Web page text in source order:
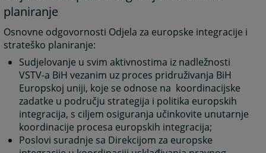
planiranje
Osnovne odgovornosti Odjela za europske integracije i
strateško planiranje:
Sudjelovanje u svim aktivnostima iz nadležnosti
VSTV-a BiH vezanim uz proces pridruživanja BiH
Europskoj uniji, koje se odnose na koordinacijske
zadatke u području strategija i politika europskih
integracija, s ciljem osiguranja učinkovite unutarnje
koordinacije procesa europskih integracija;
Poslovi suradnje sa Direkcijom za europske